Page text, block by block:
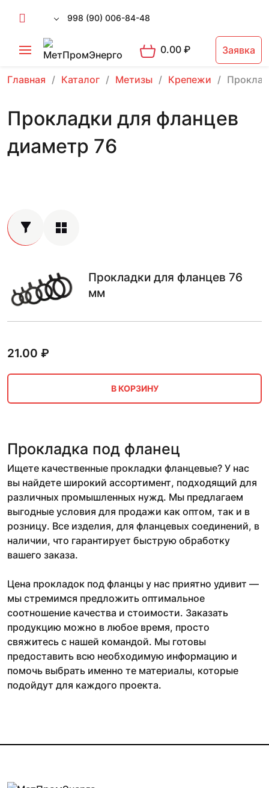
998 (90) 006-84-48
0.00₽ Заявка
Главная Каталог Метизы Крепежи
Прокладки для фланцев
диаметр 76
Прокладки для фланцев 76
мм
21.00 ₽
В КОРЗИНУ
Прокладка под фланец
Ищете качественные прокладки фланцевые? У нас
вы найдете широкий ассортимент, подходящий для
различных промышленных нужд. Мы предлагаем
выгодные условия для продажи как оптом, так и в
розницу. Все изделия, для фланцевых соединений, в
наличии, что гарантирует быструю обработку
вашего заказа.
Цена прокладок под фланцы у нас приятно удивит —
мы стремимся предложить оптимальное
соотношение качества и стоимости. Заказать
продукцию можно в любое время, просто
свяжитесь с нашей командой. Мы готовы
предоставить всю необходимую информацию и
помочь выбрать именно те материалы, которые
подойдут для каждого проекта.